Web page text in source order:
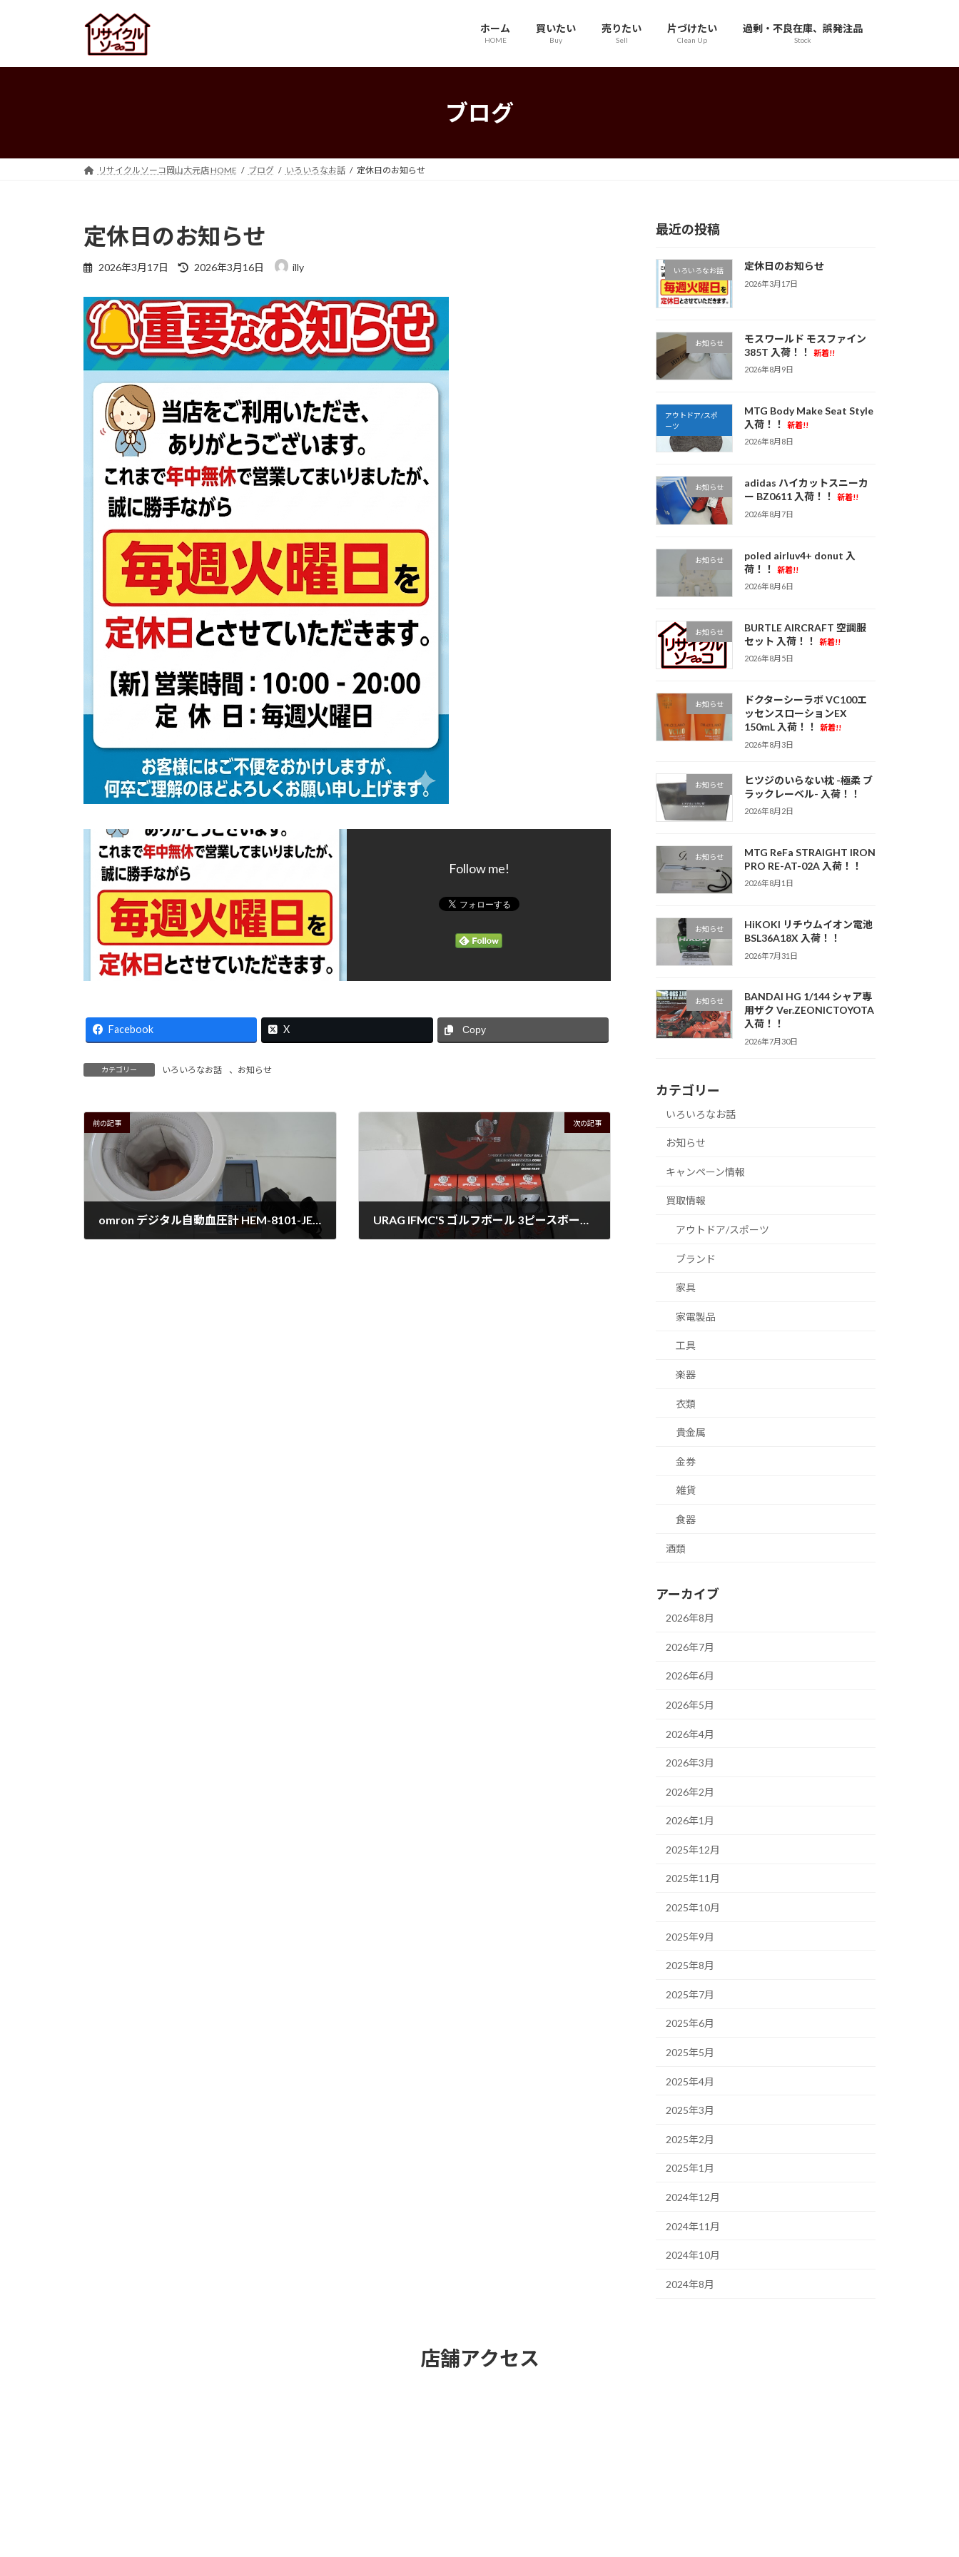
プ
動
ホーム
HOME
買いたい
Buy
売りたい
Sell
片づけたい
Clean Up
過剰・不良在庫、誤発注品
Stock
ブログ
リサイクルソーコ岡山大元店 HOME ブログ いろいろなお話 定休日のお知らせ
定休日のお知らせ
2026年3月17日
最
新
日
時
:
2026年3月16日 illy
Follow me!
Facebook X Copy
カテゴリー いろいろなお話 、 お知らせ
前の記事
omron デジタル自動血圧計 HEM-8101-JE3 入荷！！
次の記事
URAG IFMC'S ゴルフボール 3ピースボール ディスタンス URAGBL01 入荷！！
最近の投稿
いろいろなお話 定休日のお知らせ
2026年3月17日
お知らせ
モスワールド モスファイン
385T 入荷！！
新着!!
2026年8月9日
アウトドア/スポ
ーツ
MTG Body Make Seat Style
入荷！！
新着!!
2026年8月8日
お知らせ
adidas ハイカットスニーカ
ー BZ0611 入荷！！
新着!!
2026年8月7日
お知らせ
poled airluv4+ donut 入
荷！！
新着!!
2026年8月6日
お知らせ
BURTLE AIRCRAFT 空調服
セット 入荷！！
新着!!
2026年8月5日
お知らせ
ドクターシーラボ VC100エ
ッセンスローションEX
150mL 入荷！！
新着!!
2026年8月3日
お知らせ
ヒツジのいらない枕 -極柔 ブ
ラックレーベル- 入荷！！
2026年8月2日
お知らせ
MTG ReFa STRAIGHT IRON
PRO RE-AT-02A 入荷！！
2026年8月1日
お知らせ
HiKOKI リチウムイオン電池
BSL36A18X 入荷！！
2026年7月31日
お知らせ
BANDAI HG 1/144 シャア専
用ザク Ver.ZEONICTOYOTA
入荷！！
2026年7月30日
カテゴリー
いろいろなお話
お知らせ
キャンペーン情報
買取情報
アウトドア/スポーツ
ブランド
家具
家電製品
工具
楽器
衣類
貴金属
金券
雑貨
食器
酒類
アーカイブ
2026年8月
2026年7月
2026年6月
2026年5月
2026年4月
2026年3月
2026年2月
2026年1月
2025年12月
2025年11月
2025年10月
2025年9月
2025年8月
2025年7月
2025年6月
2025年5月
2025年4月
2025年3月
2025年2月
2025年1月
2024年12月
2024年11月
2024年10月
2024年8月
店舗アクセス